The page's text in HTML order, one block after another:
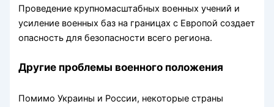
Проведение крупномасштабных военных учений и
усиление военных баз на границах с Европой создает
опасность для безопасности всего региона.
Другие проблемы военного положения
Помимо Украины и России, некоторые страны